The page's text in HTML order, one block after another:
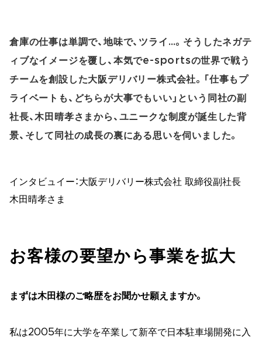
倉庫の仕事は単調で、地味で、ツライ…。そうしたネガテ
ィブなイメージを覆し、本気でe-sportsの世界で戦う
チームを創設した大阪デリバリー株式会社。「仕事もプ
ライベートも、どちらが大事でもいい」という同社の副
社長、木田晴孝さまから、ユニークな制度が誕生した背
景、そして同社の成長の裏にある思いを伺いました。
インタビュイー：大阪デリバリー株式会社 取締役副社長
木田晴孝さま
お客様の要望から事業を拡大
まずは木田様のご略歴をお聞かせ願えますか。
私は2005年に大学を卒業して新卒で日本駐車場開発に入